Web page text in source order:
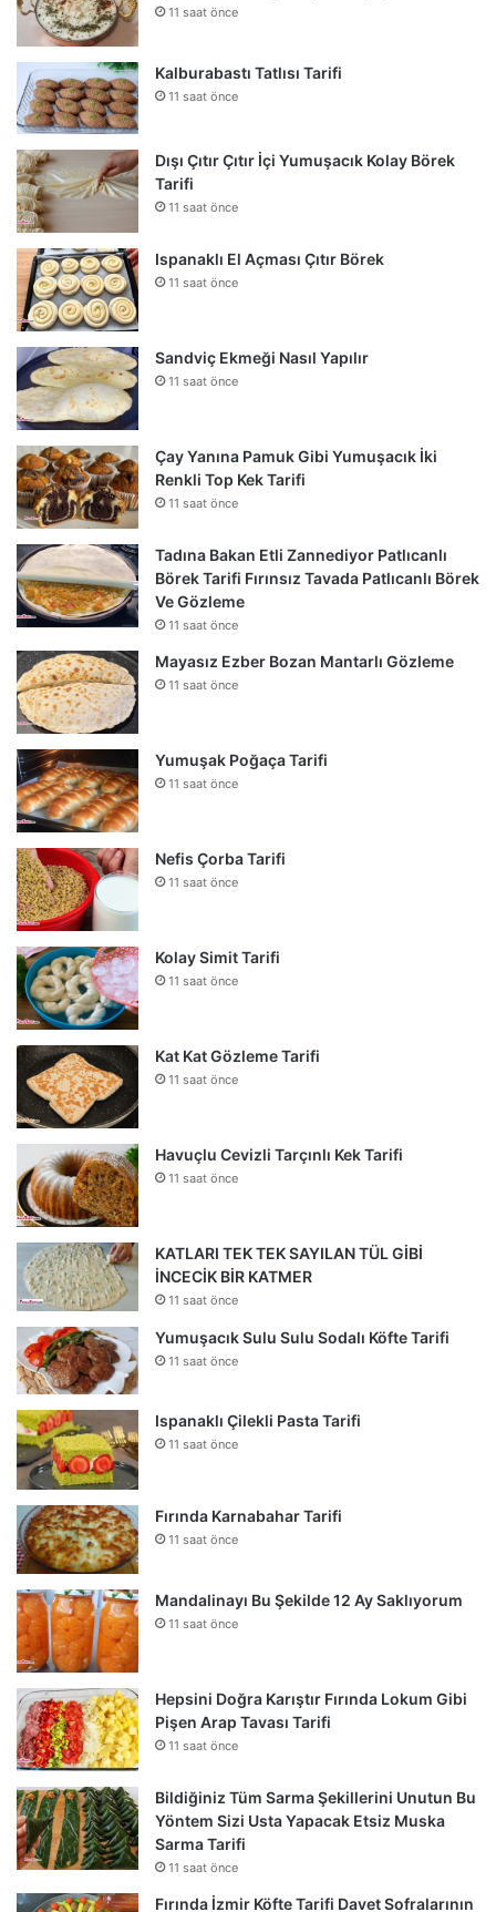
11 saat önce
Kalburabastı Tatlısı Tarifi
11 saat önce
Dışı Çıtır Çıtır İçi Yumuşacık Kolay Börek
Tarifi
11 saat önce
Ispanaklı El Açması Çıtır Börek
11 saat önce
Sandviç Ekmeği Nasıl Yapılır
11 saat önce
Çay Yanına Pamuk Gibi Yumuşacık İki
Renkli Top Kek Tarifi
11 saat önce
Tadına Bakan Etli Zannediyor Patlıcanlı
Börek Tarifi Fırınsız Tavada Patlıcanlı Börek
Ve Gözleme
11 saat önce
Mayasız Ezber Bozan Mantarlı Gözleme
11 saat önce
Yumuşak Poğaça Tarifi
11 saat önce
Nefis Çorba Tarifi
11 saat önce
Kolay Simit Tarifi
11 saat önce
Kat Kat Gözleme Tarifi
11 saat önce
Havuçlu Cevizli Tarçınlı Kek Tarifi
11 saat önce
KATLARI TEK TEK SAYILAN TÜL GİBİ
İNCECİK BİR KATMER
11 saat önce
Yumuşacık Sulu Sulu Sodalı Köfte Tarifi
11 saat önce
Ispanaklı Çilekli Pasta Tarifi
11 saat önce
Fırında Karnabahar Tarifi
11 saat önce
Mandalinayı Bu Şekilde 12 Ay Saklıyorum
11 saat önce
Hepsini Doğra Karıştır Fırında Lokum Gibi
Pişen Arap Tavası Tarifi
11 saat önce
Bildiğiniz Tüm Sarma Şekillerini Unutun Bu
Yöntem Sizi Usta Yapacak Etsiz Muska
Sarma Tarifi
11 saat önce
Fırında İzmir Köfte Tarifi Davet Sofralarının